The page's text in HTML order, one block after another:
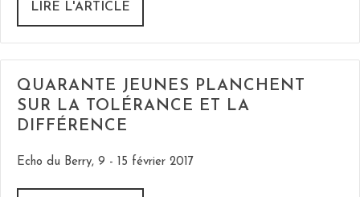
LIRE L'ARTICLE
QUARANTE JEUNES PLANCHENT
SUR LA TOLÉRANCE ET LA
DIFFÉRENCE
Echo du Berry, 9 - 15 février 2017